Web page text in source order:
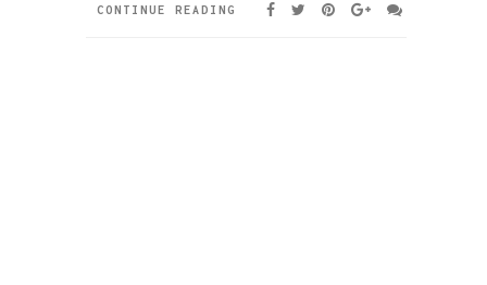
CONTINUE READING